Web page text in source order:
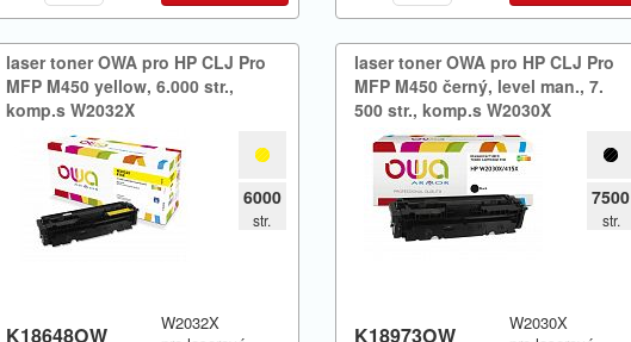
laser toner OWA pro HP CLJ Pro
MFP M450 yellow,​ 6.​000 str.​,​
komp.​s W2032X
6000
str.
K18648OW
W2032X
laser toner OWA pro HP CLJ Pro
MFP M450 černý,​ level man.​,​ 7.​
500 str.​,​ komp.​s W2030X
7500
str.
K18973OW
W2030X